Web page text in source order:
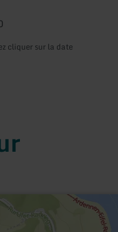
cliquer sur la date